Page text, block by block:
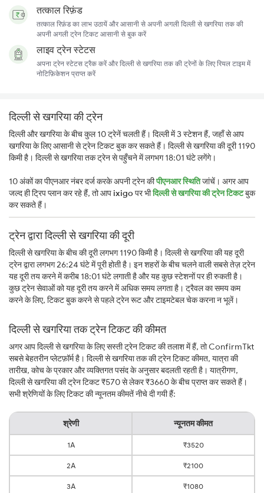
तत्काल रिफ़ंड
तत्काल रिफ़ंड का लाभ उठायें और आसानी से अपनी अगली दिल्ली से खगरिया तक की
अपनी अगली ट्रेन टिकट आसानी से बुक करें
लाइव ट्रेन स्टेटस
अपना ट्रेन स्टेटस ट्रैक करें और दिल्ली से खगरिया तक की ट्रेनों के लिए रियल टाइम में
नोटिफ़िकेशन प्राप्त करें
दिल्ली से खगरिया की ट्रेन
दिल्ली और खगरिया के बीच कुल 10 ट्रेनें चलती हैं। दिल्ली में 3 स्टेशन हैं, जहाँ से आप
खगरिया के लिए आसानी से ट्रेन टिकट बुक कर सकते हैं। दिल्ली से खगरिया की दूरी 1190
किमी है। दिल्ली से खगरिया तक ट्रेन से पहुँचने में लगभग 18:01 घंटे लगेंगे।
10 अंकों का पीएनआर नंबर दर्ज करके अपनी ट्रेन कीपीएनआर स्थितिजांचें। अगर आप
जल्द ही ट्रिप प्लान कर रहे हैं, तो आपixigoपर भीदिल्ली से खगरिया की ट्रेन टिकटबुक
कर सकते हैं।
ट्रेन द्वारा दिल्ली से खगरिया की दूरी
दिल्ली से खगरिया के बीच की दूरी लगभग 1190 किमी है। दिल्ली से खगरिया की यह दूरी
ट्रेन द्वारा लगभग 26:24 घंटे में पूरी होती है। इन शहरों के बीच चलने वाली सबसे तेज़ ट्रेन
यह दूरी तय करने में करीब 18:01 घंटे लगाती है और यह कुछ स्टेशनों पर ही रुकती है।
कुछ ट्रेन सेवाओं को यह दूरी तय करने में अधिक समय लगता है। ट्रैवल का समय कम
करने के लिए, टिकट बुक करने से पहले ट्रेन रूट और टाइमटेबल चेक करना न भूलें।
दिल्ली से खगरिया तक ट्रेन टिकट की कीमत
अगर आप दिल्ली से खगरिया के लिए सस्ती ट्रेन टिकट की तलाश में हैं, तो ConfirmTkt
सबसे बेहतरीन प्लेटफ़ॉर्म है। दिल्ली से खगरिया तक की ट्रेन टिकट कीमत, यात्रा की
तारीख, कोच के प्रकार और व्यक्तिगत पसंद के अनुसार बदलती रहती है। यात्रीगण,
दिल्ली से खगरिया की ट्रेन टिकट ₹570 से लेकर ₹3660 के बीच प्राप्त कर सकते हैं।
सभी श्रेणियों के लिए टिकट की न्यूनतम कीमतें नीचे दी गयी हैं:
श्रेणी न्यूनतम कीमत
1A ₹3520
2A ₹2100
3A ₹1080